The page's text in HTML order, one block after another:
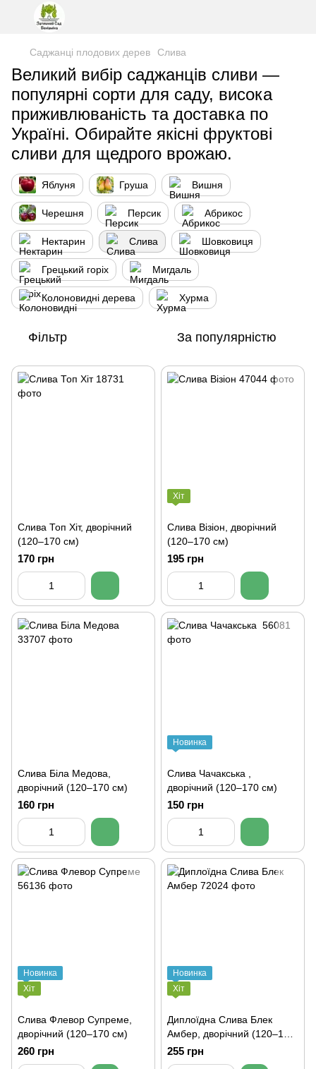
Саджанці плодових дерев Слива
Великий вибір саджанців сливи —
популярні сорти для саду, висока
приживлюваність та доставка по
Україні. Обирайте якісні фруктові
сливи для щедрого врожаю.
Яблуня Груша Вишня
Черешня Персик Абрикос
Нектарин Слива Шовковиця
Грецький горіх Мигдаль
Колоновидні дерева Хурма
Фільтр За популярністю
Слива Топ Хіт, дворічний
(120–170 см)
170 грн
Хіт
Слива Візіон, дворічний
(120–170 см)
195 грн
Слива Біла Медова,
дворічний (120–170 см)
160 грн
Новинка
Слива Чачакська ,
дворічний (120–170 см)
150 грн
Новинка
Хіт
Слива Флевор Супреме,
дворічний (120–170 см)
260 грн
Новинка
Хіт
Диплоїдна Слива Блек
Амбер, дворічний (120–170
см)
255 грн